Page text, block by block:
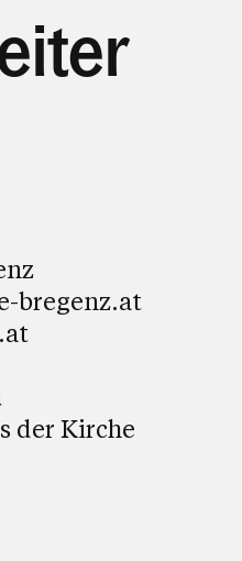
bregenz.at
der Kirche